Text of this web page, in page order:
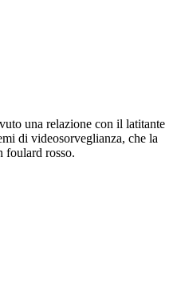
una relazione con il latitante
di videosorveglianza, che la
foulard rosso.